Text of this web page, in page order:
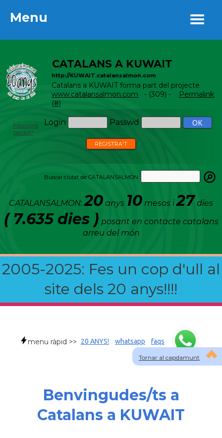
Menu
CATALANS A KUWAIT
http://KUWAIT.catalansalmon.com
Catalans a KUWAIT forma part del projecte
www.catalansalmon.com - (309) -
Permalink
(#)
Login Passwd
Password
perdut?
REGISTRA'T
Buscar ciutat de CATALANSALMON:
CATALANSALMON:20 anys 10 mesos i27 dies
( 7.635 dies ) posant en contacte catalans
arreu del món
2005-2025: Fes un cop d'ull al
site dels 20 anys!!!!
Menu
Tornar al capdamunt
menu ràpid >> 20 ANYS! whatsapp faqs
Benvingudes/ts a
Catalans a KUWAIT